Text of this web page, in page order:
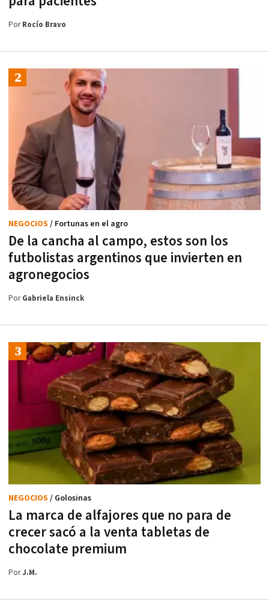
PorRocío Bravo
De la cancha al campo, estos son los
futbolistas argentinos que invierten en
agronegocios
NEGOCIOS / Fortunas en el agro
PorGabriela Ensinck
La marca de alfajores que no para de
crecer sacó a la venta tabletas de
chocolate premium
NEGOCIOS / Golosinas
PorJ.M.